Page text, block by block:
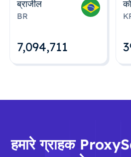
ब्राजील
BR
7,094,712
हमारे ग्राहक